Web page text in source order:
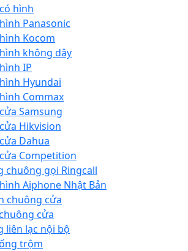
hình
Panasonic
Kocom
không dây
IP
Hyundai
Commax
Samsung
Hikvision
Dahua
Competition
chuông gọi Ringcall
Aiphone Nhật Bản
chuông cửa
cửa
liên lạc nội bộ
trộm